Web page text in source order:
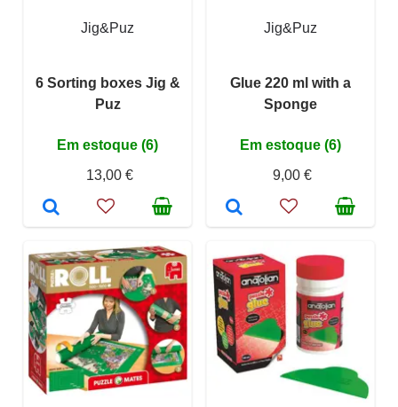
Jig&Puz
6 Sorting boxes Jig &
Puz
Em estoque (6)
13,00 €
Jig&Puz
Glue 220 ml with a
Sponge
Em estoque (6)
9,00 €